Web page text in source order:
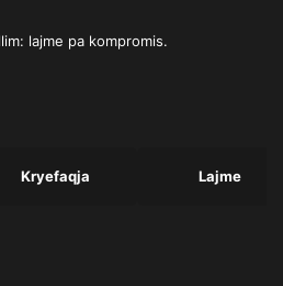
lajme pa kompromis.
Kryefaqja Lajme